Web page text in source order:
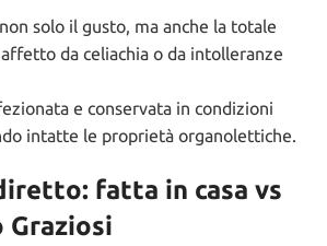
solo il gusto, ma anche la totale
da celiachia o da intolleranze
e conservata in condizioni
intatte le proprietà organolettiche.
fatta in casa vs